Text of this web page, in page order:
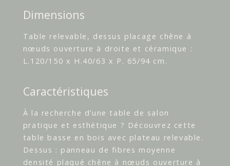
Dimensions
Table relevable, dessus placage chêne à
nœuds ouverture à droite et céramique :
L.120/150 x H.40/63 x P. 65/94 cm.
Caractéristiques
À la recherche d’une table de salon
pratique et esthétique ? Découvrez cette
table basse en bois avec plateau relevable.
Dessus : panneau de fibres moyenne
densité plaqué chêne à nœuds ouverture à